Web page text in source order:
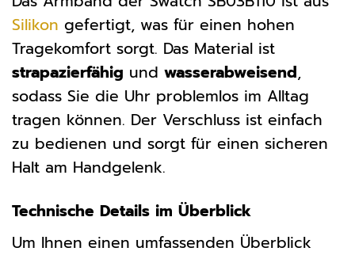
Silikon gefertigt, was für einen hohen
Tragekomfort sorgt. Das Material ist
strapazierfähig und wasserabweisend,
sodass Sie die Uhr problemlos im Alltag
tragen können. Der Verschluss ist einfach
zu bedienen und sorgt für einen sicheren
Halt am Handgelenk.
Technische Details im Überblick
Um Ihnen einen umfassenden Überblick